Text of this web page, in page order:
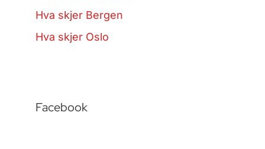
Hva skjer Bergen
Hva skjer Oslo
Facebook